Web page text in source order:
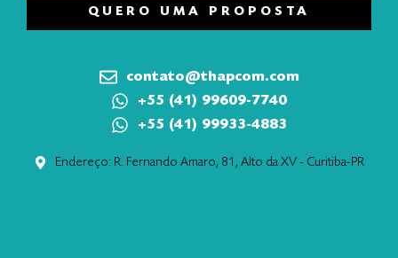
QUERO UMA PROPOSTA
contato@thapcom.com
+55 (41) 99609-7740
+55 (41) 99933-4883
Endereço: R. Fernando Amaro, 81, Alto da XV - Curitiba-PR